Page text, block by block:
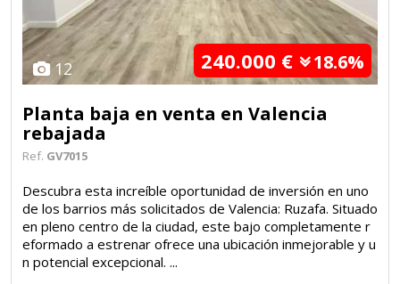
12 240.000 € 18.6%
Planta baja en venta en Valencia
rebajada
Ref. GV7015
Descubra esta increíble oportunidad de inversión en uno
de los barrios más solicitados de Valencia: Ruzafa. Situado
en pleno centro de la ciudad, este bajo completamente r
eformado a estrenar ofrece una ubicación inmejorable y u
n potencial excepcional. ...